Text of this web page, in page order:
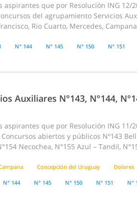
aspirantes que por Resolución ING
del agrupamiento Servicios
Rio Cuarto, Mercedes,
N° 144 N° 145 N° 150 N° 151
Auxiliares N°143, N°144,
aspirantes que por Resolución ING
abiertos y públicos Nº143
Necochea, N°155 Azul – Tandil,
Concepción del Uruguay Dolores
N° 144 N° 145 N° 150 N° 151 N°